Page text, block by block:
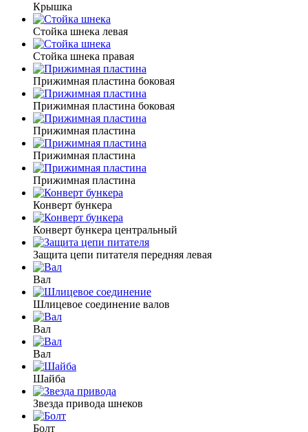
Крышка
Стойка шнека левая
Стойка шнека правая
Прижимная пластина боковая
Прижимная пластина боковая
Прижимная пластина
Прижимная пластина
Прижимная пластина
Конверт бункера
Конверт бункера центральный
Защита цепи питателя передняя левая
Вал
Шлицевое соединение валов
Вал
Вал
Шайба
Звезда привода шнеков
Болт